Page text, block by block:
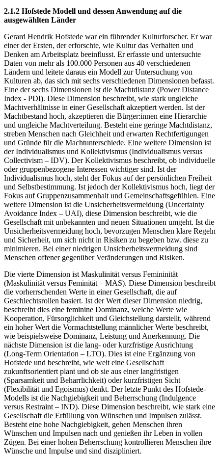
2.1.2 Hofstede Modell und dessen Anwendung auf die
ausgewählten Länder
Gerard Hendrik Hofstede war ein führender Kulturforscher. Er war
einer der Ersten, der erforschte, wie Kultur das Verhalten und
Denken am Arbeitsplatz beeinflusst. Er erfasste und untersuchte
Daten von mehr als 100.000 Personen aus 40 verschiedenen
Ländern und leitete daraus ein Modell zur Untersuchung von
Kulturen ab, das sich mit sechs verschiedenen Dimensionen befasst.
Eine der sechs Dimensionen ist die Machtdistanz (Power Distance
Index - PDI). Diese Dimension beschreibt, wie stark ungleiche
Machtverhältnisse in einer Gesellschaft akzeptiert werden. Ist der
Machtbestand hoch, akzeptieren die Bürger:innen eine Hierarchie
und ungleiche Machtverteilung. Besteht eine geringe Machtdistanz,
streben Menschen nach Gleichheit und erwarten Rechtfertigungen
und Gründe für die Machtunterschiede. Eine weitere Dimension ist
der Individualismus und Kollektivismus (Individualismus versus
Collectivism – IDV). Der Kollektivismus beschreibt, ob individuelle
oder gruppenbezogene Interessen wichtiger sind. Ist der
Individualismus hoch, steht der Fokus auf der persönlichen Freiheit
und Selbstbestimmung. Ist jedoch der Kollektivismus hoch, liegt der
Fokus auf Gruppenzusammenhalt und Gemeinschaftsgefühlen. Eine
weitere Dimension ist die Unsicherheitsvermeidung (Uncertainty
Avoidance Index – UAI), diese Dimension beschreibt, wie die
Gesellschaft mit unbekannten und neuen Situationen umgeht. Ist die
Unsicherheitsvermeidung hoch, bevorzugen Menschen klare Regeln
und Sicherheit, um sich nicht in Risiken zu begeben bzw. diese zu
minimieren. Bei einer niedrigen Unsicherheitsvermeidung sind
Menschen offener gegenüber Veränderungen und Risiken.
Die vierte Dimension ist Maskulinität versus Femininität
(Maskulinität versus Feminität – MAS). Diese Dimension beschreibt
die vorherrschenden Werte in einer Gesellschaft, die auf
Geschlechtsrollen basiert. Ist der Wert dieser Dimension niedrig,
beschreibt dies eine feminine Dominanz, welche Werte wie
Kooperation, Fürsorglichkeit und Gleichstellung darstellt, während
ein hoher Wert die Vormachtstellung männlicher Werte beschreibt,
wie beispielsweise Dominanz, Leistung und Anerkennung. Die
nächste Dimension ist die lang- oder kurzfristige Ausrichtung
(Long-Term Orientation – LTO). Dies ist eine Ergänzung von
Hofstede und beschreibt, wie weit eine Gesellschaft
zukunftsorientiert plant und ob sie aus einer langfristigen
(Sparsamkeit und Beharrlichkeit) oder kurzfristigen Sicht
(Flexibilität und Egoismus) denkt. Der letzte Punkt des Hofstede-
Modells ist die Nachgiebigkeit und Beherrschung (Indulgence
versus Restraint – IND). Diese Dimension beschreibt, wie stark eine
Gesellschaft die Erfüllung von Wünschen und Impulsen zulässt.
Besteht eine hohe Nachgiebigkeit, gehen Menschen ihren
Wünschen und Impulsen nach und genießen ihr Leben in vollen
Zügen. Bei einer hohen Beherrschung kontrollieren Menschen ihre
Wünsche und Impulse und sind diszipliniert.